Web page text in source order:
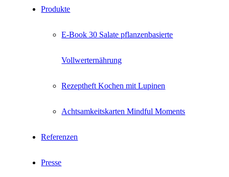
Produkte
E-Book 30 Salate pflanzenbasierte
Vollwerternährung
Rezeptheft Kochen mit Lupinen
Achtsamkeitskarten Mindful Moments
Referenzen
Presse